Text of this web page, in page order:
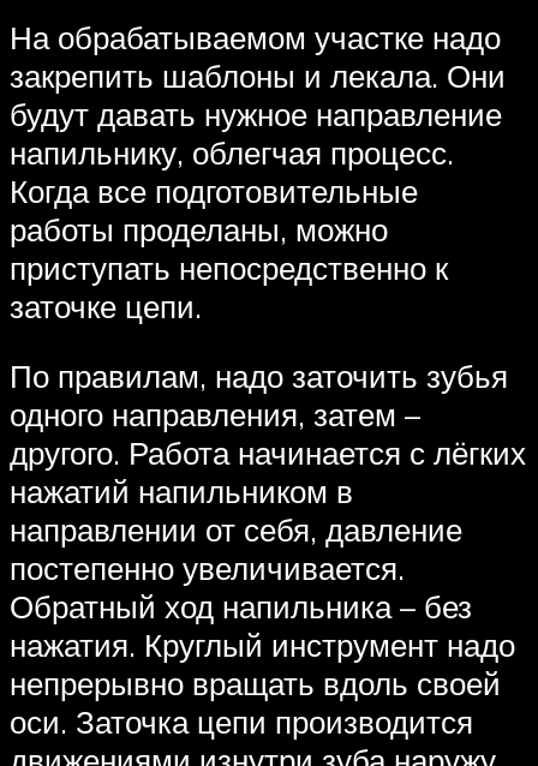
На обрабатываемом участке надо
закрепить шаблоны и лекала. Они
будут давать нужное направление
напильнику, облегчая процесс.
Когда все подготовительные
работы проделаны, можно
приступать непосредственно к
заточке цепи.
По правилам, надо заточить зубья
одного направления, затем –
другого. Работа начинается с лёгких
нажатий напильником в
направлении от себя, давление
постепенно увеличивается.
Обратный ход напильника – без
нажатия. Круглый инструмент надо
непрерывно вращать вдоль своей
оси. Заточка цепи производится